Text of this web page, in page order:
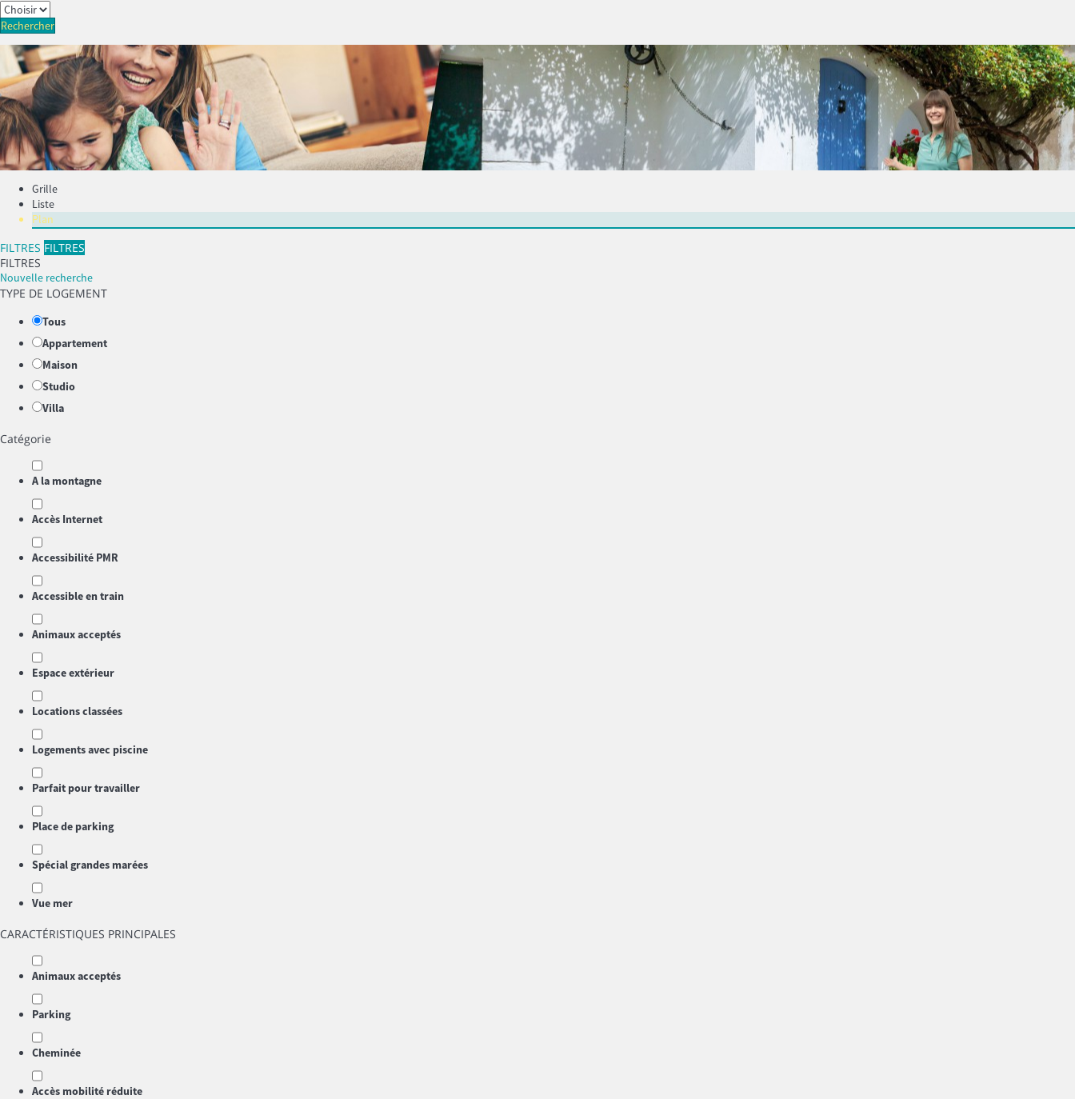
Rechercher
Grille
Liste
Plan
FILTRES FILTRES
FILTRES
Nouvelle recherche
TYPE DE LOGEMENT
Tous
Appartement
Maison
Studio
Villa
Catégorie
A la montagne
Accès Internet
Accessibilité PMR
Accessible en train
Animaux acceptés
Espace extérieur
Locations classées
Logements avec piscine
Parfait pour travailler
Place de parking
Spécial grandes marées
Vue mer
CARACTÉRISTIQUES PRINCIPALES
Animaux acceptés
Parking
Cheminée
Accès mobilité réduite